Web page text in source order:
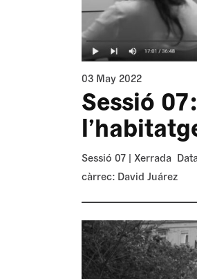
03 May 2022
Sessió
Sessió 07 | Xerrada
càrrec: David Juárez